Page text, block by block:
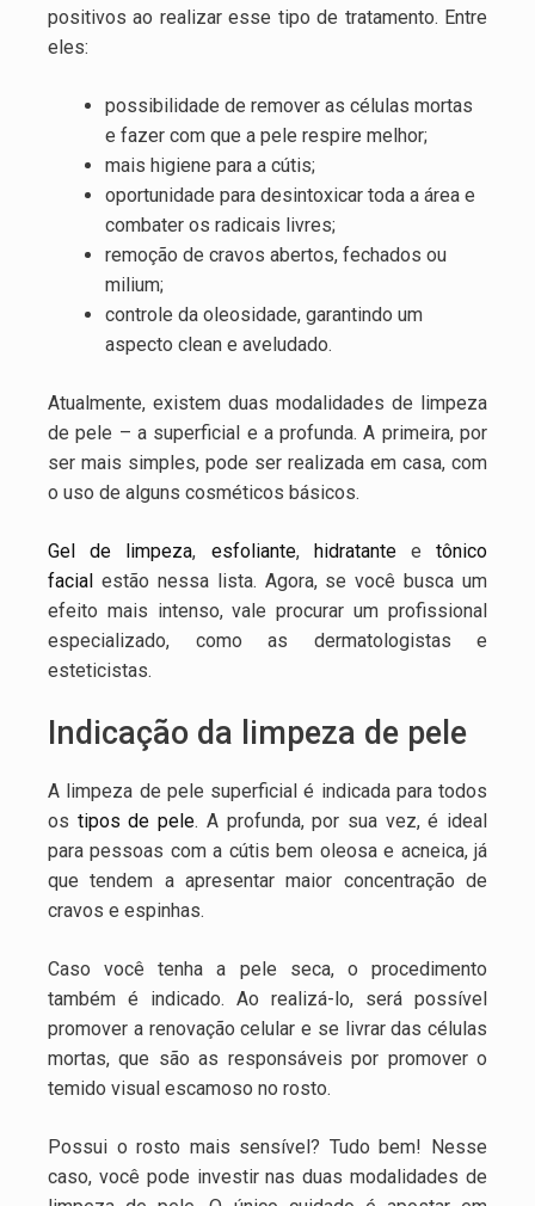
positivos ao realizar esse tipo de tratamento. Entre
eles:
possibilidade de remover as células mortas
e fazer com que a pele respire melhor;
mais higiene para a cútis;
oportunidade para desintoxicar toda a área e
combater os radicais livres;
remoção de cravos abertos, fechados ou
milium;
controle da oleosidade, garantindo um
aspecto clean e aveludado.
Atualmente, existem duas modalidades de limpeza
de pele – a superficial e a profunda. A primeira, por
ser mais simples, pode ser realizada em casa, com
o uso de alguns cosméticos básicos.
Gel de limpeza, esfoliante, hidratanteetônico
facial estão nessa lista. Agora, se você busca um
efeito mais intenso, vale procurar um profissional
especializado, como as dermatologistas e
esteticistas.
Indicação da limpeza de pele
A limpeza de pele superficial é indicada para todos
os tipos de pele. A profunda, por sua vez, é ideal
para pessoas com a cútis bem oleosa e acneica, já
que tendem a apresentar maior concentração de
cravos e espinhas.
Caso você tenha a pele seca, o procedimento
também é indicado. Ao realizá-lo, será possível
promover a renovação celular e se livrar das células
mortas, que são as responsáveis por promover o
temido visual escamoso no rosto.
Possui o rosto mais sensível? Tudo bem! Nesse
caso, você pode investir nas duas modalidades de